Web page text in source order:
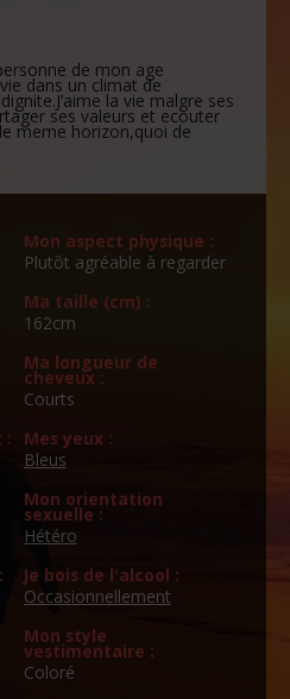
de mon age
dans un climat de
la vie malgre ses
ses valeurs et ecouter
meme horizon,quoi de
Mon aspect physique :
Plutôt agréable à regarder
Ma taille (cm) :
162cm
Ma longueur de
cheveux :
Courts
:
Mes yeux :
Bleus
Mon orientation
sexuelle :
Hétéro
Je bois de l'alcool :
Occasionnellement
Mon style
vestimentaire :
Coloré